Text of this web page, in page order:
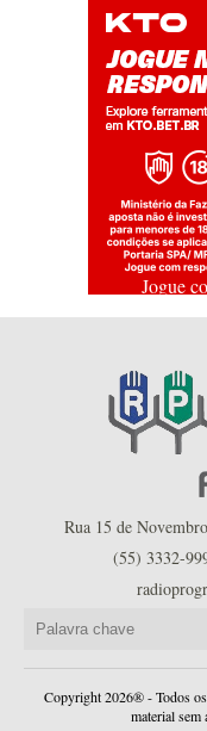
Jogue
Rua 15 de
(55) 3332-
Copyright 2026® - Todos
material sem